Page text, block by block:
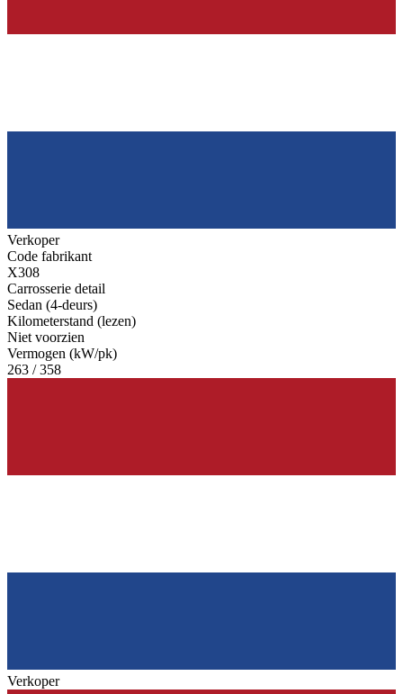
Verkoper
Code fabrikant
X308
Carrosserie detail
Sedan (4-deurs)
Kilometerstand (lezen)
Niet voorzien
Vermogen (kW/pk)
263 / 358
Verkoper